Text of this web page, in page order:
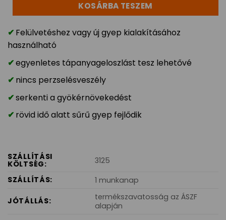
KOSÁRBA TESZEM
Felülvetéshez vagy új gyep kialakításához
használható
egyenletes tápanyageloszlást tesz lehetővé
nincs perzselésveszély
serkenti a gyökérnövekedést
rövid idő alatt sűrű gyep fejlődik
SZÁLLÍTÁSI
KÖLTSÉG:
3125
SZÁLLÍTÁS:
1 munkanap
JÓTÁLLÁS:
termékszavatosság az ÁSZF
alapján